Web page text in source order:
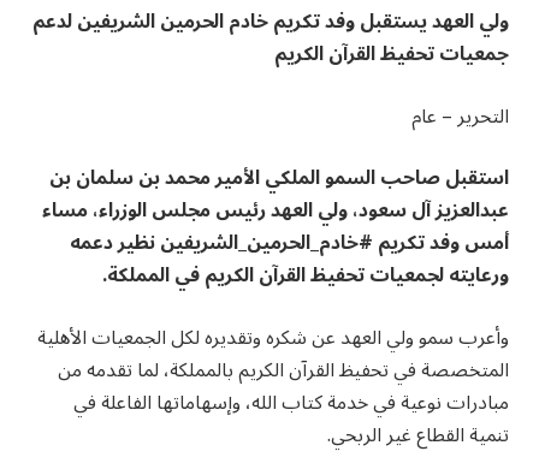
ولي العهد يستقبل وفد تكريم خادم الحرمين الشريفين لدعم
جمعيات تحفيظ القرآن الكريم
التحرير – عام
استقبل صاحب السمو الملكي الأمير محمد بن سلمان بن
عبدالعزيز آل سعود، ولي العهد رئيس مجلس الوزراء، مساء
أمس وفد تكريم #خادم_الحرمين_الشريفين نظير دعمه
ورعايته لجمعيات تحفيظ القرآن الكريم في المملكة.
وأعرب سمو ولي العهد عن شكره وتقديره لكل الجمعيات الأهلية
المتخصصة في تحفيظ القرآن الكريم بالمملكة، لما تقدمه من
مبادرات نوعية في خدمة كتاب الله، وإسهاماتها الفاعلة في
تنمية القطاع غير الربحي.